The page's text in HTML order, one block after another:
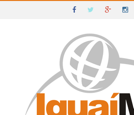
IGUAÍ E SUDOESTE DA BAHIA